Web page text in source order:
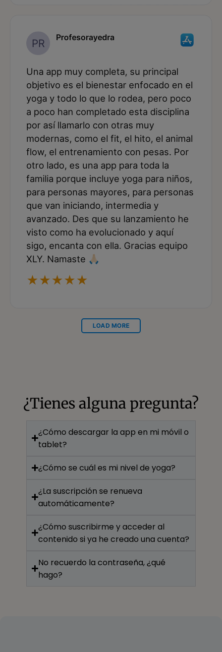
¿Tienes alguna pregunta?
¿Cómo descargar la app en mi móvil o
tablet?
¿Cómo se cuál es mi nivel de yoga?
¿La suscripción se renueva
automáticamente?
¿Cómo suscribirme y acceder al
contenido si ya he creado una cuenta?
No recuerdo la contraseña, ¿qué
hago?